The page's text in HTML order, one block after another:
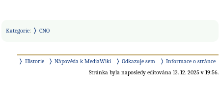
Kategorie: CNO
Historie Nápověda k MediaWiki Odkazuje sem
Informace o stránce
Stránka byla naposledy editována 13. 12. 2025 v 19:56.